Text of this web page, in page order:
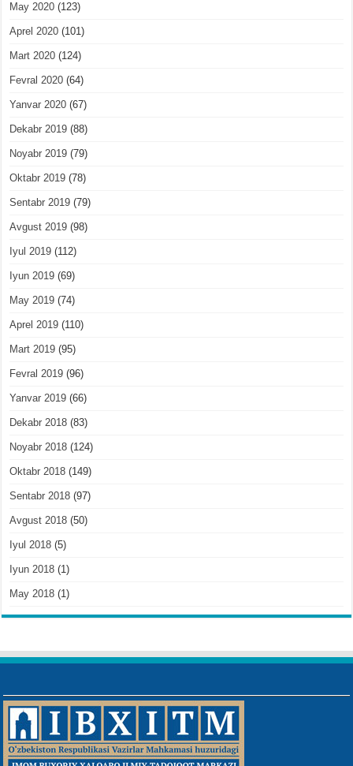
May 2020 (123)
Aprel 2020 (101)
Mart 2020 (124)
Fevral 2020 (64)
Yanvar 2020 (67)
Dekabr 2019 (88)
Noyabr 2019 (79)
Oktabr 2019 (78)
Sentabr 2019 (79)
Avgust 2019 (98)
Iyul 2019 (112)
Iyun 2019 (69)
May 2019 (74)
Aprel 2019 (110)
Mart 2019 (95)
Fevral 2019 (96)
Yanvar 2019 (66)
Dekabr 2018 (83)
Noyabr 2018 (124)
Oktabr 2018 (149)
Sentabr 2018 (97)
Avgust 2018 (50)
Iyul 2018 (5)
Iyun 2018 (1)
May 2018 (1)